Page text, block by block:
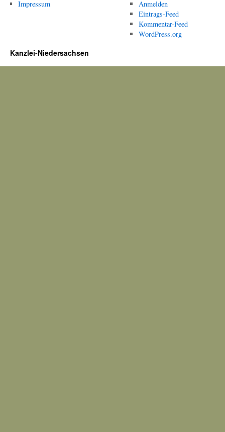
Impressum
Anmelden
Eintrags-Feed
Kommentar-Feed
WordPress.org
Kanzlei-Niedersachsen